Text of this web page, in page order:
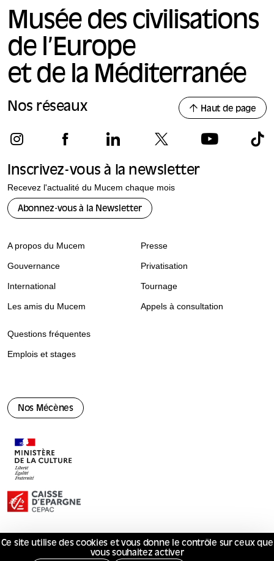
Musée des civilisations
de l’Europe
et de la Méditerranée
Nos réseaux Haut de page
Inscrivez-vous à la newsletter
Recevez l'actualité du Mucem chaque mois
Abonnez-vous à la Newsletter
Nos Mécènes
A propos du Mucem
Gouvernance
International
Les amis du Mucem
Presse
Privatisation
Tournage
Appels à consultation
Questions fréquentes
Emplois et stages
© Mucem 2026
Ce site utilise des cookies et vous donne le contrôle sur ceux que
vous souhaitez activer